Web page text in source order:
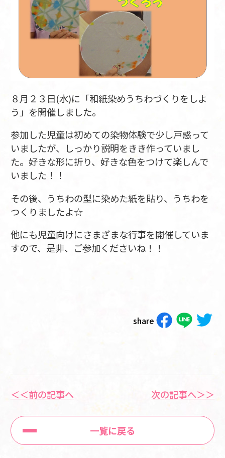
８月２３日(水)に「和紙染めうちわづくりをしよ
う」を開催しました。
参加した児童は初めての染物体験で少し戸惑って
いましたが、しっかり説明をきき作っていまし
た。好きな形に折り、好きな色をつけて楽しんで
いました！！
その後、うちわの型に染めた紙を貼り、うちわを
つくりましたよ☆
他にも児童向けにさまざまな行事を開催していま
すので、是非、ご参加くださいね！！
share
＜＜前の記事へ
一覧に戻る
次の記事へ＞＞